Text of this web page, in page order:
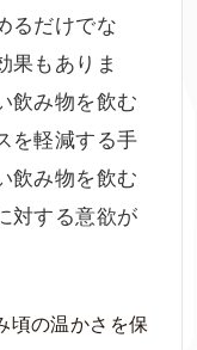
るだけでな
果もありま
飲み物を飲む
を軽減する手
飲み物を飲む
対する意欲が
頃の温かさを保